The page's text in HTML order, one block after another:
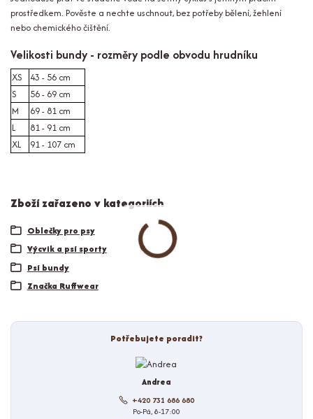
prostředkem. Pověste a nechte uschnout, bez potřeby bělení, žehlení
nebo chemického čištění.
Velikosti bundy - rozměry podle obvodu hrudníku
XS
43 - 56 cm
S
56 - 69 cm
M
69 - 81 cm
L
81 - 91 cm
XL
91 - 107 cm
Zboží zařazeno v kategoriích
Oblečky pro psy
Výcvik a psí sporty
Psí bundy
Značka Ruffwear
Potřebujete poradit?
Andrea
+420 731 686 680
Po-Pá, 8-17:00